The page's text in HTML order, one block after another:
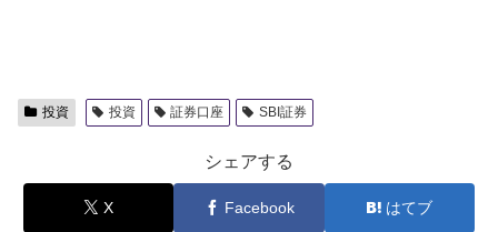
投資 投資 証券口座 SBI証券
シェアする
X Facebook はてブ